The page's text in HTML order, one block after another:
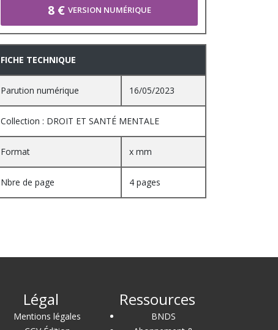
8 € VERSION NUMÉRIQUE
FICHE TECHNIQUE
Parution numérique 16/05/2023
Collection : DROIT ET SANTÉ MENTALE
Format x mm
Nbre de page 4 pages
Légal
Mentions légales
Ressources
BNDS